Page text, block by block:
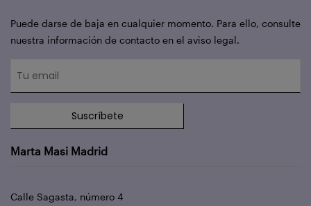
Puede darse de baja en cualquier momento. Para ello, consulte
nuestra información de contacto en el aviso legal.
Suscríbete
Marta Masi Madrid
Calle Sagasta, número 4